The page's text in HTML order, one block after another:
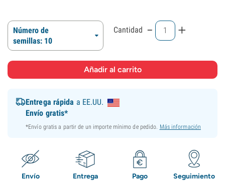
Número de
semillas: 10
Cantidad - +
Entrega rápida a EE.UU.
Envío gratis*
*Envío gratis a partir de un importe mínimo de pedido. Más información
Envío
Entrega
Pago
Seguimiento